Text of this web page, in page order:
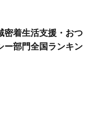
密着生活支援・おつ
ー部門全国ランキン